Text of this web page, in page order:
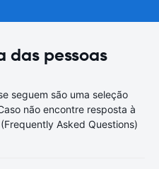
das pessoas
seguem são uma seleção
não encontre resposta à
Asked Questions)